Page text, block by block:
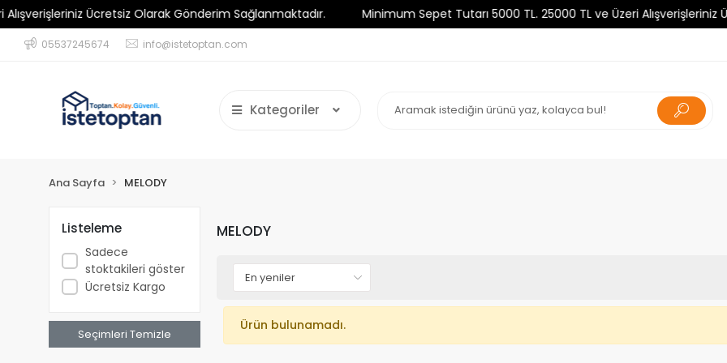
Ücretsiz Olarak Gönderim Sağlanmaktadır. Minimum Sepet Tutarı 5000 TL. 25000 TL ve Üzeri Alışverişleriniz
05537245674 info@istetoptan.com
Kategoriler
Ana Sayfa MELODY
Listeleme
Sadece
stoktakileri göster
Ücretsiz Kargo
Seçimleri Temizle
MELODY
Ürün bulunamadı.